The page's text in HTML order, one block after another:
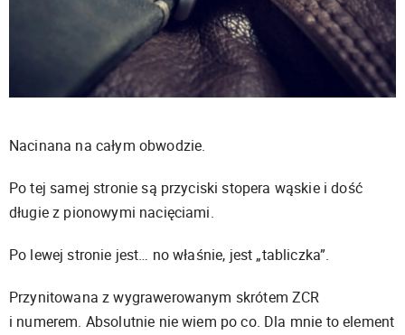
Nacinana na całym obwodzie.
Po tej samej stronie są przyciski stopera wąskie i dość
długie z pionowymi nacięciami.
Po lewej stronie jest… no właśnie, jest „tabliczka”.
Przynitowana z wygrawerowanym skrótem ZCR
i numerem. Absolutnie nie wiem po co. Dla mnie to element